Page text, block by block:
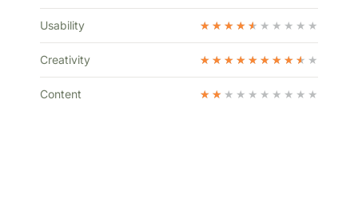
Usability ★ ★ ★ ★ ★ ★ ★ ★ ★ ★
Creativity ★ ★ ★ ★ ★ ★ ★ ★ ★ ★
Content ★ ★ ★ ★ ★ ★ ★ ★ ★ ★